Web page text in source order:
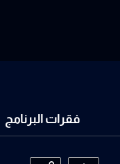
فقرات البرنامج